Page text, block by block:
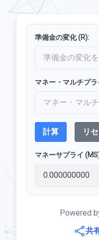
準備金の変化 (R):
マネー・マルチプ
計算 リ
マネーサプライ
Powered
共